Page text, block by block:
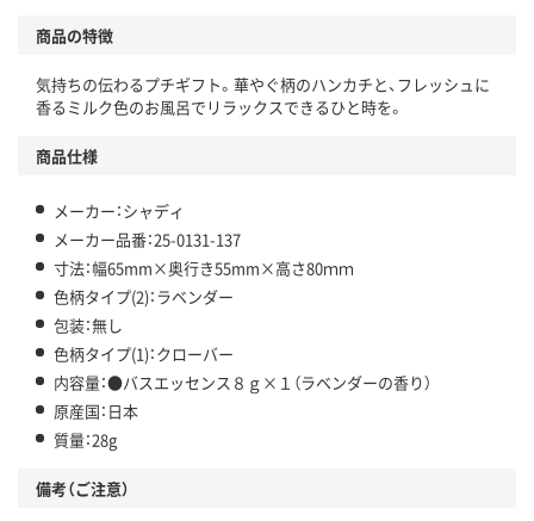
商品の特徴
気持ちの伝わるプチギフト。華やぐ柄のハンカチと、フレッシュに
香るミルク色のお風呂でリラックスできるひと時を。
商品仕様
メーカー：シャディ
メーカー品番：25-0131-137
寸法：幅65mm×奥行き55mm×高さ80ｍｍ
色柄タイプ(2)：ラベンダー
包装：無し
色柄タイプ(1)：クローバー
内容量：●バスエッセンス８ｇ×１（ラベンダーの香り）
原産国：日本
質量：28g
備考（ご注意）